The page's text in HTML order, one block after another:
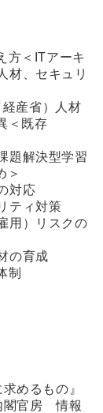
方＜ITアーキ
材、セキュリ
産省）人材
＜既存
題解決型学習
＞
対応
ティ対策
用）リスクの
の育成
制
めるもの』
閣官房 情報